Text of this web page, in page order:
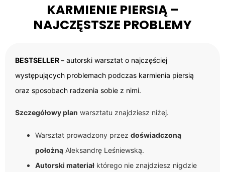
KARMIENIE PIERSIĄ –
NAJCZĘSTSZE PROBLEMY
BESTSELLER– autorski warsztat o najczęściej
występujących problemach podczas karmienia piersią
oraz sposobach radzenia sobie z nimi.
Szczegółowy plan warsztatu znajdziesz niżej.
Warsztat prowadzony przez doświadczoną
położną Aleksandrę Leśniewską.
Autorski materiał którego nie znajdziesz nigdzie